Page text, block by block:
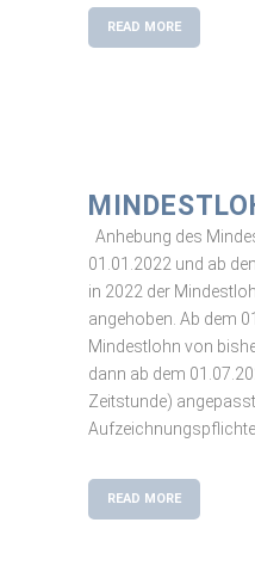
READ MORE
Anhebung des
01.01.2022 und ab
in 2022 der
angehoben. Ab dem
Mindestlohn von
dann ab dem
Zeitstunde)
READ MORE